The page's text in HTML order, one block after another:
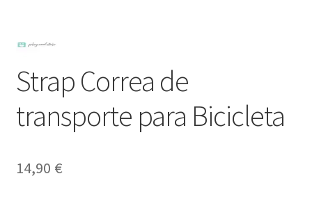
Strap Correa de
transporte para Bicicleta
14,90 €